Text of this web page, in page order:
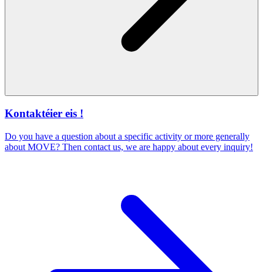
Kontaktéier eis !
Do you have a question about a specific activity or more generally
about MOVE? Then contact us, we are happy about every inquiry!